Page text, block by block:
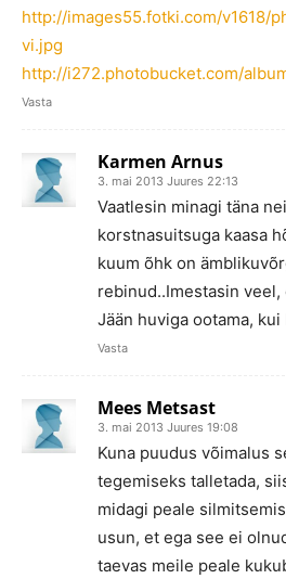
http://images55.fotki.com/v1618/
vi.jpg
http://i272.photobucket.com/
Vasta
Karmen Arnus
3. mai 2013 Juures 22:13
Vaatlesin minagi täna
korstnasuitsuga kaasa
kuum õhk on
rebinud..Imestasin
Jään huviga ootama,
Vasta
Mees Metsast
3. mai 2013 Juures 19:08
Kuna puudus võimalus
tegemiseks talletada,
midagi peale
usun, et ega see ei
taevas meile peale